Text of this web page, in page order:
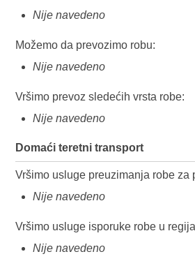
Nije navedeno
Možemo da prevozimo robu:
Nije navedeno
Vršimo prevoz sledećih vrsta robe:
Nije navedeno
Domaći teretni transport
Vršimo usluge preuzimanja robe za
Nije navedeno
Vršimo usluge isporuke robe u
Nije navedeno